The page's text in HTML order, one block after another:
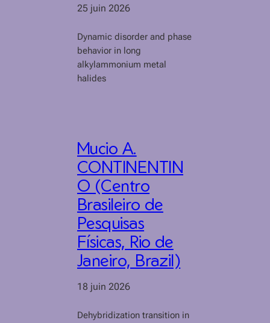
25 juin 2026
Dynamic disorder and phase
behavior in long
alkylammonium metal
halides
Mucio A.
CONTINENTIN
O (Centro
Brasileiro de
Pesquisas
Físicas, Rio de
Janeiro, Brazil)
18 juin 2026
Dehybridization transition in